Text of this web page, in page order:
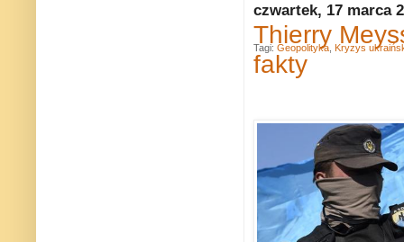
czwartek, 17 marca
Thierry
fakty
Tagi: Geopolityka Kryzys